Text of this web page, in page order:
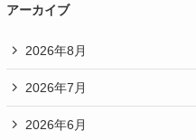
アーカイブ
2026年8月
2026年7月
2026年6月